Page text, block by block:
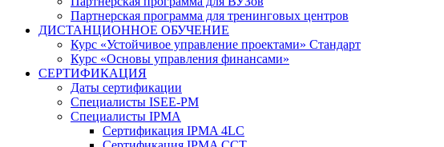
Партнерская программа для тренинговых центров
ДИСТАНЦИОННОЕ ОБУЧЕНИЕ
Курс «Устойчивое управление проектами» Стандарт
Курс «Основы управления финансами»
СЕРТИФИКАЦИЯ
Даты сертификации
Специалисты ISEE-PM
Специалисты IPMA
Сертификация IPMA 4LC